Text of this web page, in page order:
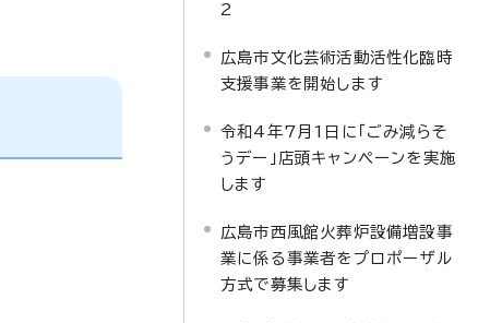
2
広島市文化芸術活動活性化臨時
支援事業を開始します
令和4年7月1日に「ごみ減らそ
うデー」店頭キャンペーンを実施
します
広島市西風館火葬炉設備増設事
業に係る事業者をプロポーザル
方式で募集します